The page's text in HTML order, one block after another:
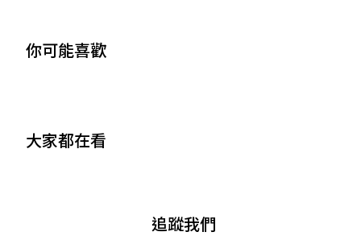
你可能喜歡
大家都在看
追蹤我們